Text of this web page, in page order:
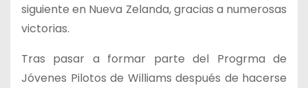
siguiente en Nueva Zelanda, gracias a numerosas
victorias.
Tras pasar a formar parte del Progrma de
Jóvenes Pilotos de Williams después de hacerse